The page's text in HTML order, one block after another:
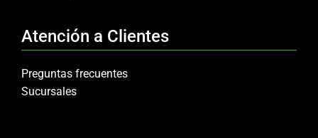
Atención a Clientes
Preguntas frecuentes
Sucursales